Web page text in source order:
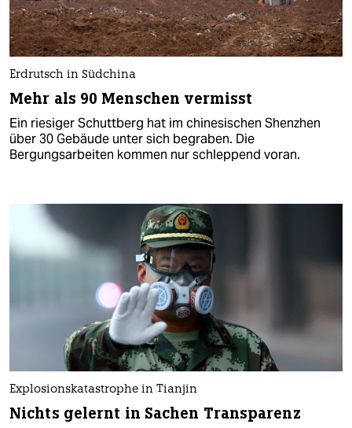
Erdrutsch in Südchina
Mehr als 90 Menschen vermisst
Ein riesiger Schuttberg hat im chinesischen Shenzhen
über 30 Gebäude unter sich begraben. Die
Bergungsarbeiten kommen nur schleppend voran.
Explosionskatastrophe in Tianjin
Nichts gelernt in Sachen Transparenz